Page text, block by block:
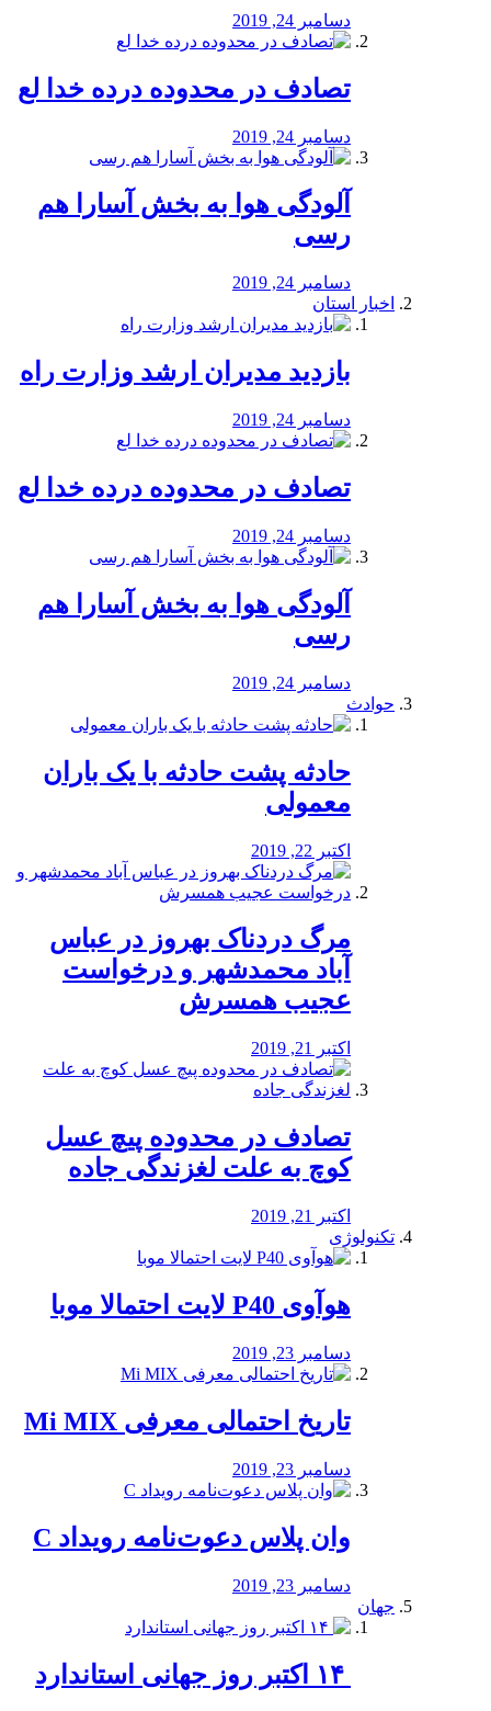
دسامبر 24, 2019
تصادف در محدوده درده خدا لع
دسامبر 24, 2019
آلودگی هوا به بخش آسارا هم
رسی
دسامبر 24, 2019
اخبار استان
بازدید مدیران ارشد وزارت راه
دسامبر 24, 2019
تصادف در محدوده درده خدا لع
دسامبر 24, 2019
آلودگی هوا به بخش آسارا هم
رسی
دسامبر 24, 2019
حوادث
️حادثه پشت حادثه با یک باران
معمولی
اکتبر 22, 2019
مرگ دردناک بهروز در عباس
آباد محمدشهر و درخواست
عجیب همسرش
اکتبر 21, 2019
تصادف در محدوده پیچ عسل
کوچ به علت لغزندگی جاده
اکتبر 21, 2019
تکنولوژی
هوآوی P40 لایت احتمالا موبا
دسامبر 23, 2019
تاریخ احتمالی معرفی Mi MIX
دسامبر 23, 2019
وان پلاس دعوت‌نامه رویداد C
دسامبر 23, 2019
جهان